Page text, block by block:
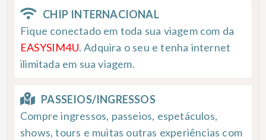
CHIP INTERNACIONAL
Fique conectado em toda sua viagem com da
EASYSIM4U. Adquira o seu e tenha internet
ilimitada em sua viagem.
PASSEIOS/INGRESSOS
Compre ingressos, passeios, espetáculos,
shows, tours e muitas outras experiências com